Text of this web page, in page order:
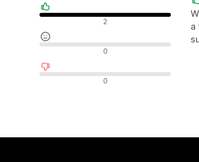
Positiiviset arvostelut
2
Neutraalit arvostelut
0
Negatiiviset arvostelut
0
a